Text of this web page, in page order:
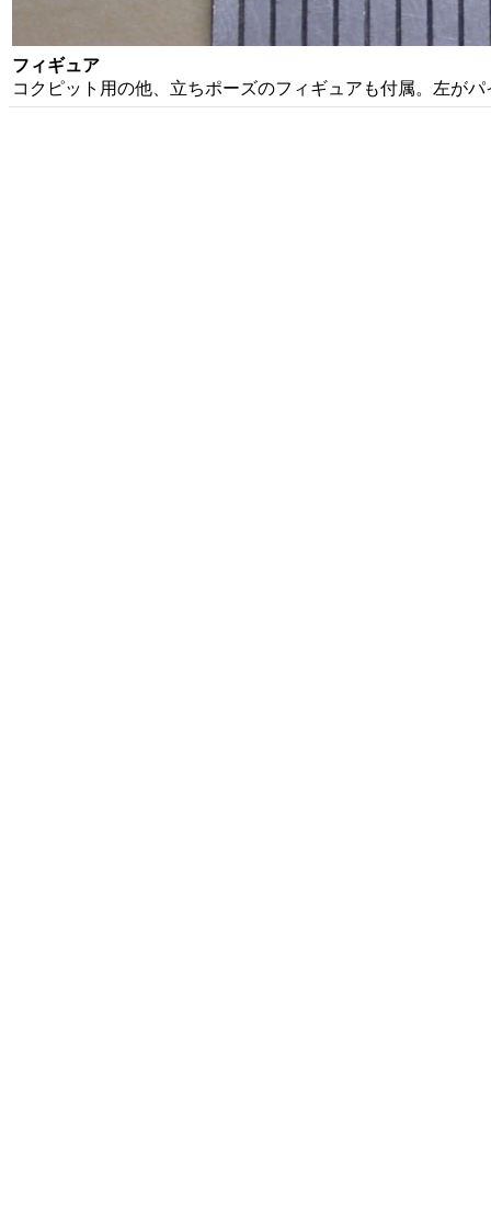
フィギュア
コクピット用の他、立ちポーズのフィギュアも付属。左が